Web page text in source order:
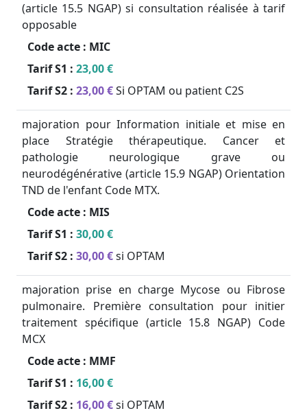
(article 15.5 NGAP) si consultation réalisée à tarif
opposable
Code acte : MIC
Tarif S1 : 23,00 €
Tarif S2 : 23,00 €Si OPTAM ou patient C2S
majoration pour Information initiale et mise en
place Stratégie thérapeutique. Cancer et
pathologie neurologique grave ou
neurodégénérative (article 15.9 NGAP) Orientation
TND de l'enfant Code MTX.
Code acte : MIS
Tarif S1 : 30,00 €
Tarif S2 : 30,00 €si OPTAM
majoration prise en charge Mycose ou Fibrose
pulmonaire. Première consultation pour initier
traitement spécifique (article 15.8 NGAP) Code
MCX
Code acte : MMF
Tarif S1 : 16,00 €
Tarif S2 : 16,00 €si OPTAM